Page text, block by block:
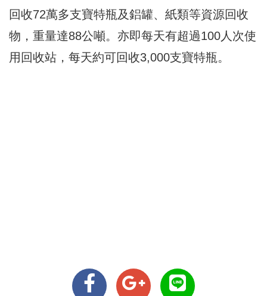
回收72萬多支寶特瓶及鋁罐、紙類等資源回收
物，重量達88公噸。亦即每天有超過100人次使
用回收站，每天約可回收3,000支寶特瓶。